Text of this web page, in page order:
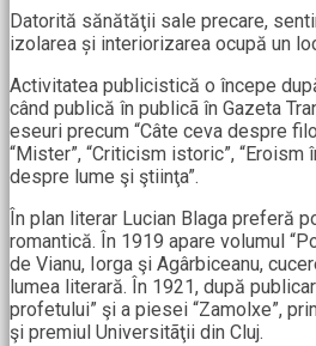
Datorită sănătăţii sale precare,
izolarea și interiorizarea ocupă un
Activitatea publicistică o începe
când publică în publicã în Gazeta
eseuri precum “Câte ceva despre
“Mister”, “Criticism istoric”, “Eroism
despre lume şi ştiinţa”.
În plan literar Lucian Blaga preferă
romantică. În 1919 apare volumul
de Vianu, Iorga şi Agârbiceanu,
lumea literară. În 1921, după
profetului” şi a piesei “Zamolxe”,
şi premiul Universitãţii din Cluj.